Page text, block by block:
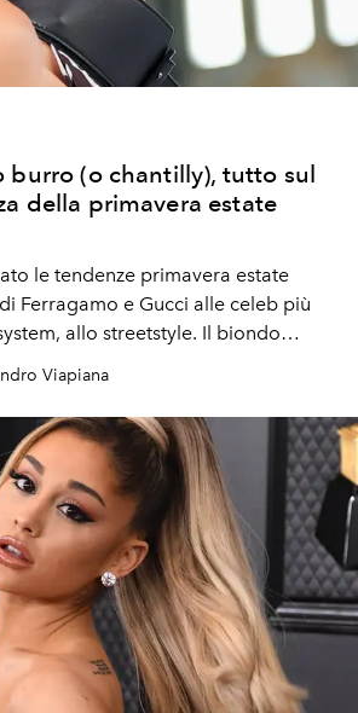
burro (o chantilly), tutto sul
della primavera estate
le tendenze primavera estate
Ferragamo e Gucci alle celeb più
allo streetstyle. Il biondo
dir si voglia, è il colore del
Viapiana